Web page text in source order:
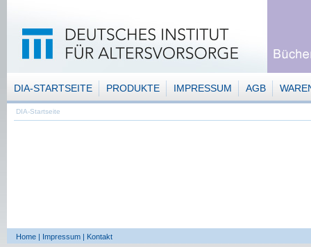
DIA-STARTSEITE PRODUKTE IMPRESSUM AGB
DIA-Startseite
Home | Impressum | Kontakt